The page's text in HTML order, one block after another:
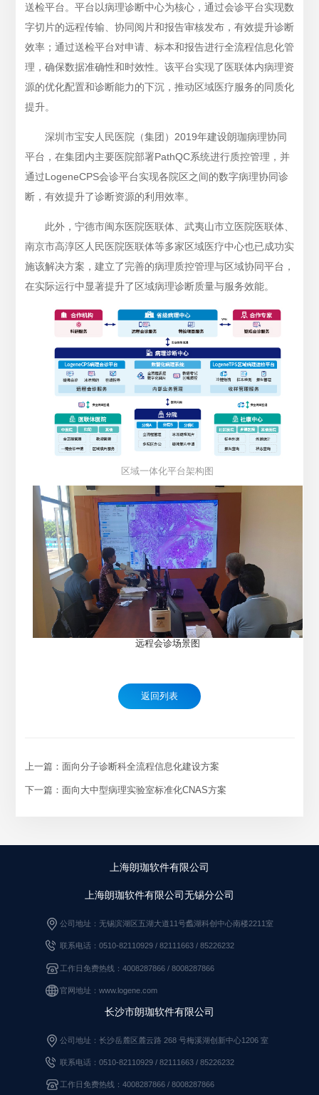
送检平台。平台以病理诊断中心为核心，通过会诊平台实现数
字切片的远程传输、协同阅片和报告审核发布，有效提升诊断
效率；通过送检平台对申请、标本和报告进行全流程信息化管
理，确保数据准确性和时效性。该平台实现了医联体内病理资
源的优化配置和诊断能力的下沉，推动区域医疗服务的同质化
提升。
深圳市宝安人民医院（集团）2019年建设朗珈病理协同
平台，在集团内主要医院部署PathQC系统进行质控管理，并
通过LogeneCPS会诊平台实现各院区之间的数字病理协同诊
断，有效提升了诊断资源的利用效率。
此外，宁德市闽东医院医联体、武夷山市立医院医联体、
南京市高淳区人民医院医联体等多家区域医疗中心也已成功实
施该解决方案，建立了完善的病理质控管理与区域协同平台，
在实际运行中显著提升了区域病理诊断质量与服务效能。
区域一体化平台架构图
远程会诊场景图
返回列表
上一篇：面向分子诊断科全流程信息化建设方案
下一篇：面向大中型病理实验室标准化CNAS方案
上海朗珈软件有限公司
上海朗珈软件有限公司无锡分公司
公司地址：无锡滨湖区五湖大道11号蠡湖科创中心南楼2211室
联系电话：0510-82110929 / 82111663 / 85226232
工作日免费热线：4008287866 / 8008287866
官网地址：www.logene.com
长沙市朗珈软件有限公司
公司地址：长沙岳麓区麓云路 268 号梅溪湖创新中心1206 室
联系电话：0510-82110929 / 82111663 / 85226232
工作日免费热线：4008287866 / 8008287866